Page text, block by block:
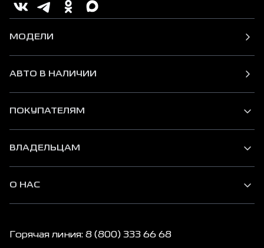
МОДЕЛИ
АВТО В НАЛИЧИИ
ПОКУПАТЕЛЯМ
ВЛАДЕЛЬЦАМ
О НАС
Горячая линия: 8 (800) 333 66 68